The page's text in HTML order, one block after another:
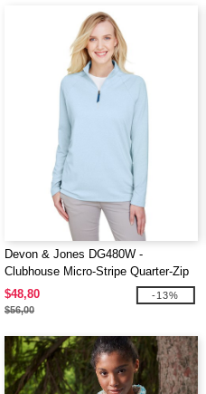
Devon & Jones DG480W -
Clubhouse Micro-Stripe Quarter-Zip
para damas CrownLux Performance
$48,80
$56,00
-13%